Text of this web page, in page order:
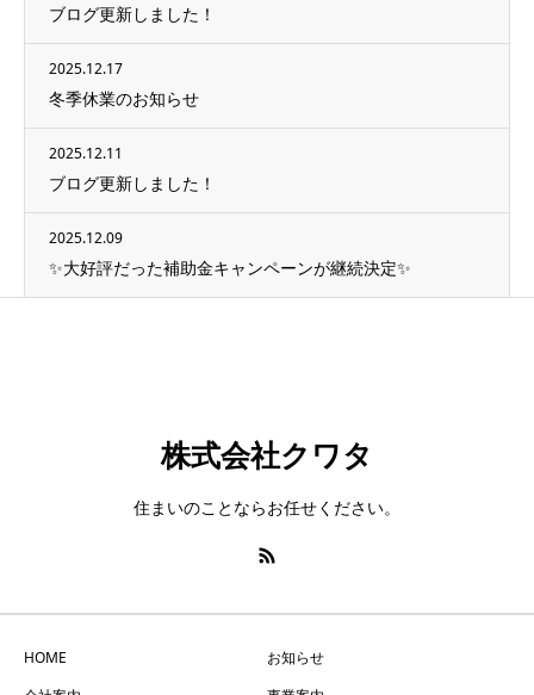
ブログ更新しました！
2025.12.17
冬季休業のお知らせ
2025.12.11
ブログ更新しました！
2025.12.09
✨大好評だった補助金キャンペーンが継続決定✨
株式会社クワタ
住まいのことならお任せください。
HOME
お知らせ